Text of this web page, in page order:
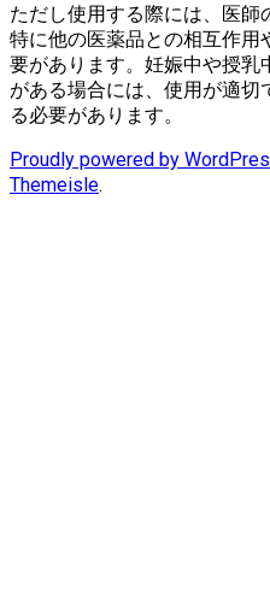
ただし使用する際には、医師
特に他の医薬品との相互作用
要があります。妊娠中や授乳
がある場合には、使用が適
る必要があります。
Proudly powered by
Themeisle.